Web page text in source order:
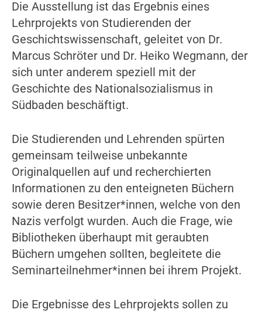
Die Ausstellung ist das Ergebnis eines
Lehrprojekts von Studierenden der
Geschichtswissenschaft, geleitet von Dr.
Marcus Schröter und Dr. Heiko Wegmann, der
sich unter anderem speziell mit der
Geschichte des Nationalsozialismus in
Südbaden beschäftigt.
Die Studierenden und Lehrenden spürten
gemeinsam teilweise unbekannte
Originalquellen auf und recherchierten
Informationen zu den enteigneten Büchern
sowie deren Besitzer*innen, welche von den
Nazis verfolgt wurden. Auch die Frage, wie
Bibliotheken überhaupt mit geraubten
Büchern umgehen sollten, begleitete die
Seminarteilnehmer*innen bei ihrem Projekt.
Die Ergebnisse des Lehrprojekts sollen zu